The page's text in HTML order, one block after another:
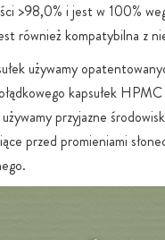
>98,0% i jest w 100%
również kompatybilna z
używamy
kapsułek
przyjazne
przed promieniami